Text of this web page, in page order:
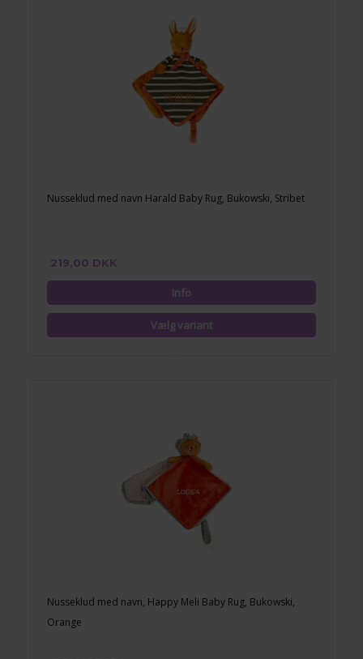
Nusseklud med navn Harald Baby Rug, Bukowski, Stribet
219,00 DKK
Nusseklud med navn, Happy Meli Baby Rug, Bukowski,
Orange